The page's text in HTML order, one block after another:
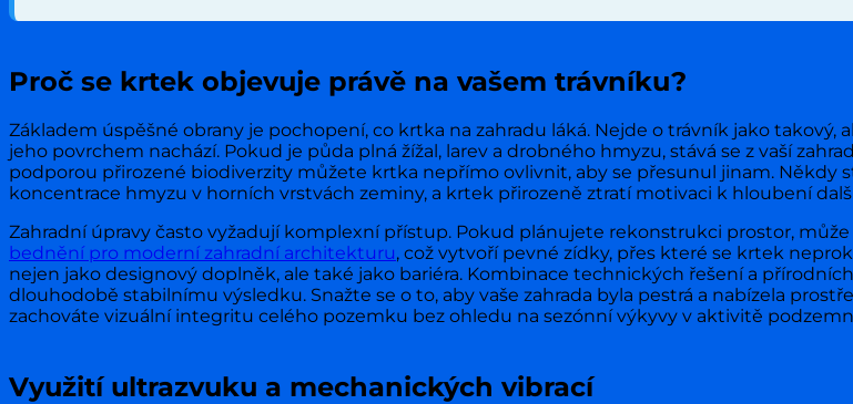
Proč se krtek objevuje právě na vašem trávníku?
Základem úspěšné obrany je pochopení, co krtka na zahradu láká. Nejde o trávník jako takový,
jeho povrchem nachází. Pokud je půda plná žížal, larev a drobného hmyzu, stává se z vaší
podporou přirozené biodiverzity můžete krtka nepřímo ovlivnit, aby se přesunul jinam. Někdy
koncentrace hmyzu v horních vrstvách zeminy, a krtek přirozeně ztratí motivaci k hloubení
Zahradní úpravy často vyžadují komplexní přístup. Pokud plánujete rekonstrukci prostor, může
bednění pro moderní zahradní architekturu, což vytvoří pevné zídky, přes které se krtek
nejen jako designový doplněk, ale také jako bariéra. Kombinace technických řešení a
dlouhodobě stabilnímu výsledku. Snažte se o to, aby vaše zahrada byla pestrá a nabízela
zachováte vizuální integritu celého pozemku bez ohledu na sezónní výkyvy v aktivitě
Využití ultrazvuku a mechanických vibrací